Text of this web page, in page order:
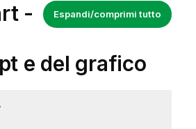
Espandi/comprimi tutto
-
e del grafico